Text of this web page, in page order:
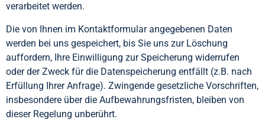
verarbeitet werden.
Die von Ihnen im Kontaktformular angegebenen Daten
werden bei uns gespeichert, bis Sie uns zur Löschung
auffordern, Ihre Einwilligung zur Speicherung widerrufen
oder der Zweck für die Datenspeicherung entfällt (z.B. nach
Erfüllung Ihrer Anfrage). Zwingende gesetzliche Vorschriften,
insbesondere über die Aufbewahrungsfristen, bleiben von
dieser Regelung unberührt.